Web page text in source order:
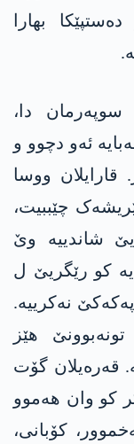
بھارا
دا،
ئەو دچوو و
قارایلان ووسا
چێببیت،
شاندییە وێ
کو رێگریێ ل
نەکرییە.
ھێز
قەرەیلان گۆت
کو وان ھەموو
کۆبانی،